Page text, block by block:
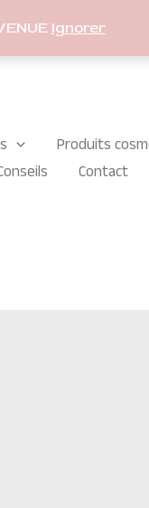
Ignorer
Produits
Contact